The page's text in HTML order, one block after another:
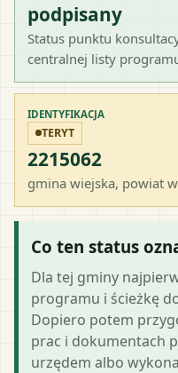
podpisany
Status punktu
centralnej listy
IDENTYFIKACJA
TERYT
2215062
gmina wiejska, powiat
Co ten status
Dla tej gminy
programu i ścieżkę
Dopiero potem
prac i dokumentach
urzędem albo